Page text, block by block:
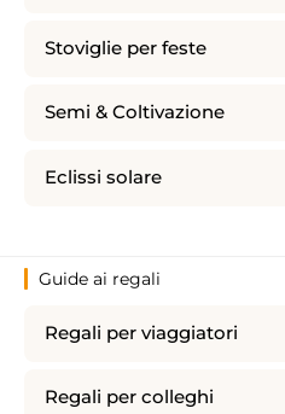
Stoviglie per feste
Semi & Coltivazione
Eclissi solare
Guide ai regali
Regali per viaggiatori
Regali per colleghi